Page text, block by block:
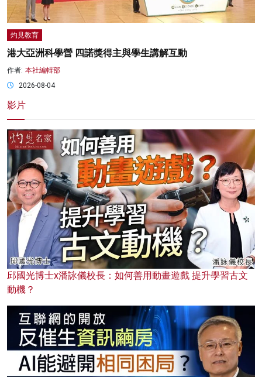
灼見教育
港大亞洲科學營 四諾獎得主與學生講解互動
作者: 本社編輯部
2026-08-04
影片
邱國光博士x潘詠儀校長：如何善用動畫遊戲 提升學習古文
動機？